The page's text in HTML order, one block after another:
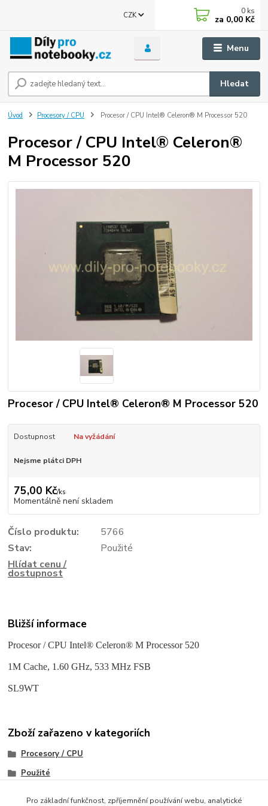
Menu
CZK
Hledat
0 ks
za 0,00 Kč
Úvod Procesory / CPU Procesor / CPU Intel® Celeron® M Processor 520
Procesor / CPU Intel® Celeron®
M Processor 520
Procesor / CPU Intel® Celeron® M Processor 520
Dostupnost Na vyžádání
Nejsme plátci DPH
75,00 Kč/ks
Momentálně není skladem
Číslo produktu:
5766
Stav:
Použité
Hlídat cenu /
dostupnost
Bližší informace
Procesor / CPU Intel® Celeron® M Processor 520
1M Cache, 1.60 GHz, 533 MHz FSB
SL9WT
Zboží zařazeno v kategoriích
Procesory / CPU
Použité
Pro základní funkčnost, zpříjemnění používání webu, analytické